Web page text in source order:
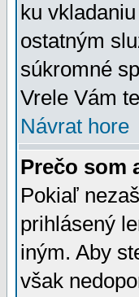
ku
ostatným
súkromné
Vrele Vám
Návrat hore
Prečo som
Pokiaľ
prihlásený
iným. Aby
však